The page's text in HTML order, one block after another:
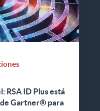
RSA ID Plus está
Gartner® para